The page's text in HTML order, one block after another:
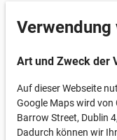
Verwendung
Art und Zweck der
Auf dieser Webseite
Google Maps wird von
Barrow Street, Dublin
Dadurch können wir